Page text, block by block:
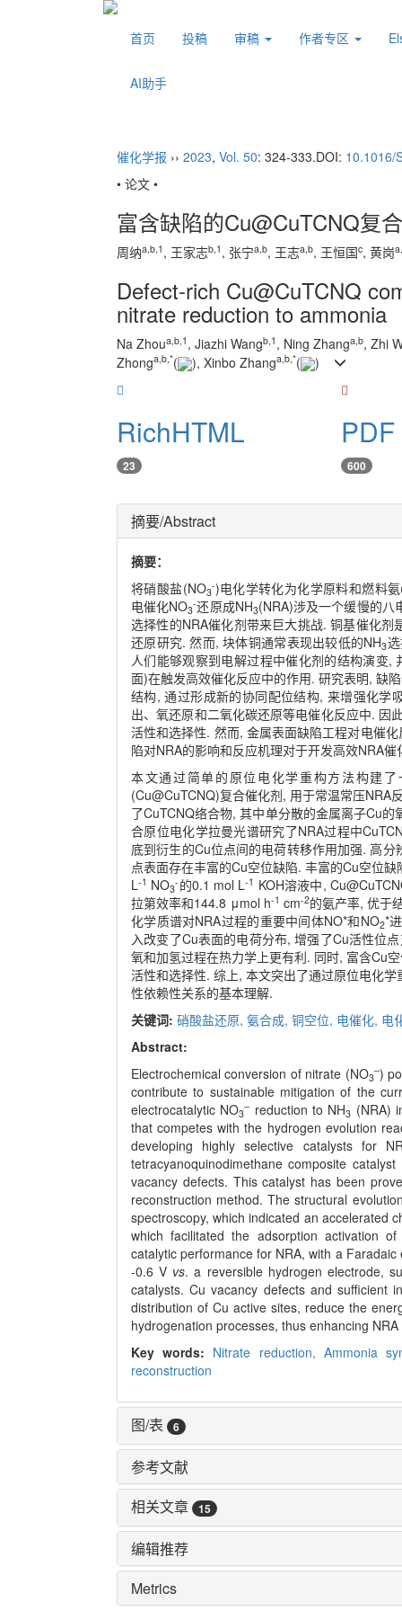
首页 投稿 审稿 作者专区
AI助手
催化学报 ›› 2023, Vol. 50: 324-333.DOI: 10.1016/
• 论文 •
富含缺陷的Cu@CuTCNQ复
周纳a b 1 , 王家志b 1 , 张宁a b, 王志a b, 王恒国c, 黄岗a
Defect-rich Cu@CuTCNQ
nitrate reduction to ammonia
Na Zhoua,b,1 , Jiazhi Wangb,1 , Ning Zhanga,b, Zhi
Zhonga,b,*( ), Xinbo Zhanga,b,*( )
RichHTML
23
PDF
600
摘要/Abstract
摘要：
将硝酸盐(NO3
-)电化学转化为化学原料和燃料
电催化NO3
-还原成NH3(NRA)涉及一个缓慢的八
选择性的NRA催化剂带来巨大挑战. 铜基催化
还原研究. 然而, 块体铜通常表现出较低的NH3
人们能够观察到电解过程中催化剂的结构演变
面)在触发高效催化反应中的作用. 研究表明, 缺
结构, 通过形成新的协同配位结构, 来增强化学
出、氧还原和二氧化碳还原等电催化反应中. 因
活性和选择性. 然而, 金属表面缺陷工程对电催
陷对NRA的影响和反应机理对于开发高效NRA
本文通过简单的原位电化学重构方法构建
(Cu@CuTCNQ)复合催化剂, 用于常温常压NRA
了CuTCNQ络合物, 其中单分散的金属离子Cu
合原位电化学拉曼光谱研究了NRA过程中
底到衍生的Cu位点间的电荷转移作用加强. 高
点表面存在丰富的Cu空位缺陷. 丰富的Cu空位
L-1 NO3
- 的0.1 mol L-1 KOH溶液中,
拉第效率和144.8 μmol h-1 cm-2的氨产率, 优于
化学质谱对NRA过程的重要中间体NO*和NO2*
入改变了Cu表面的电荷分布, 增强了Cu活性位
氧和加氢过程在热力学上更有利. 同时, 富含Cu
活性和选择性. 综上, 本文突出了通过原位电化
性依赖性关系的基本理解.
关键词: 硝酸盐还原, 氨合成, 铜空位, 电催化, 电
Abstract:
Electrochemical conversion of nitrate (NO3
‒)
contribute to sustainable mitigation of the
electrocatalytic NO3
‒ reduction to NH3 (NRA)
that competes with the hydrogen evolution
developing highly selective catalysts for
tetracyanoquinodimethane composite
vacancy defects. This catalyst has been
reconstruction method. The structural
spectroscopy, which indicated an accelerated
which facilitated the adsorption activation of
catalytic performance for NRA, with a
-0.6 V vs. a reversible hydrogen electrode,
catalysts. Cu vacancy defects and sufficient
distribution of Cu active sites, reduce the
hydrogenation processes, thus enhancing
Key words: Nitrate reduction, Ammonia
reconstruction
图/表 6
参考文献
相关文章
15
编辑推荐
Metrics